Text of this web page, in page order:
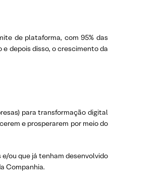
de plataforma, com 95% das
depois disso, o crescimento da
para transformação digital
e prosperarem por meio do
ou que já tenham desenvolvido
Companhia.